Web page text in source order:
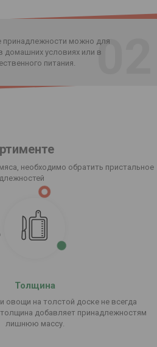
02
принадлежности можно для
домашних условиях или в
питания.
необходимо обратить пристальное
Толщина
овощи на толстой доске не всегда
добавляет принадлежностям
лишнюю массу.